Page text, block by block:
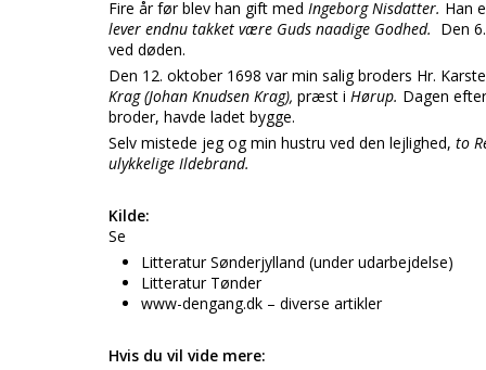
Fire år før blev han gift med Ingeborg Nisdatter. Han
lever endnu takket være Guds naadige Godhed. Den
ved døden.
Den 12. oktober 1698 var min salig broders Hr.
Krag (Johan Knudsen Krag), præst i Hørup. Dagen
broder, havde ladet bygge.
Selv mistede jeg og min hustru ved den lejlighed, to
ulykkelige Ildebrand.
Kilde:
Se
Litteratur Sønderjylland (under udarbejdelse)
Litteratur Tønder
www-dengang.dk – diverse artikler
Hvis du vil vide mere: